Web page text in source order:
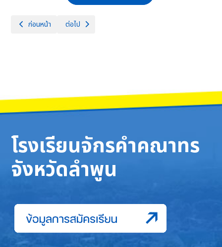
เนื้อหาก่อนหน้า: วันอาทิตย์ที่ 19 มกราคม พ.ศ 2568 กลุ่มสาระการเรียนรู้ภ
ก่อนหน้า เนื้อหาถัดไป: โรงเรียนจักรคำคณาทร จังหวัดลำพูน ขอแ
ต่อไป
โรงเรียนจักรคำคณาทร
จังหวัดลำพูน